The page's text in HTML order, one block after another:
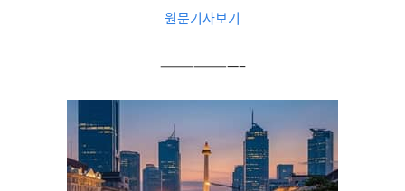
원문기사보기
———————–